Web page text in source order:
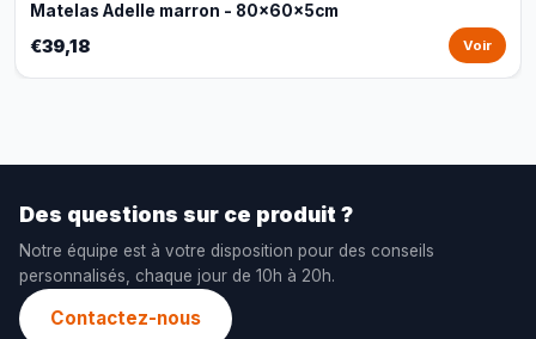
Matelas Adelle marron - 80x60x5cm
€39,18 Voir
Des questions sur ce produit ?
Notre équipe est à votre disposition pour des conseils
personnalisés, chaque jour de 10h à 20h.
Contactez-nous